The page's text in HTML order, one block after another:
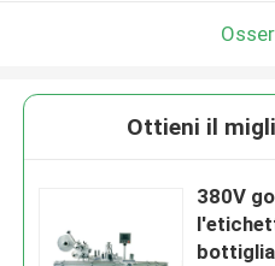
Ottieni il
380V